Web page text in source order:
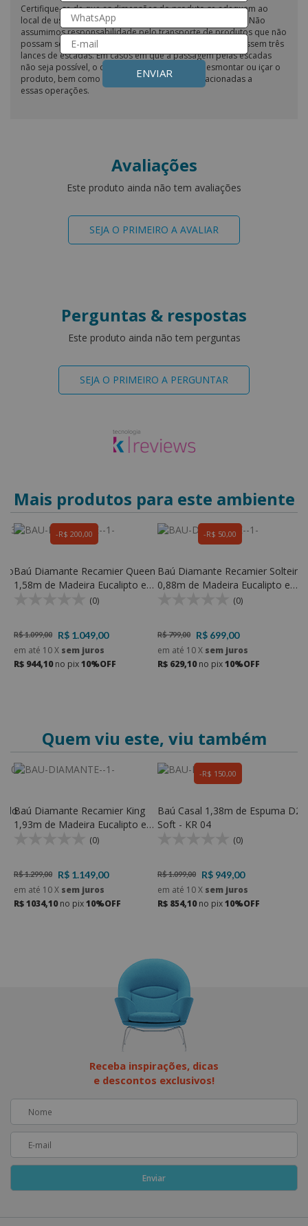
Certifique-se de que as dimensões do produto se adequam ao
local de uso, considerando a possibilidade de passagem. Não
assumimos responsabilidade pelo transporte de produtos que não
possam ser transportados em elevadores ou que ultrapassem três
lances de escadas. Em casos em que a passagem pelas escadas
não seja possível, o cliente é responsável por desmontar ou içar o
produto, bem como por todas as despesas relacionadas a
essas operações.
Avaliações
Este produto ainda não tem avaliações
SEJA O PRIMEIRO A AVALIAR
Perguntas & respostas
Este produto ainda não tem perguntas
SEJA O PRIMEIRO A PERGUNTAR
Mais produtos para este ambiente
R$ 200,00 R$ 50,00
Baú Diamante Recamier Queen
1,58m de Madeira Eucalipto e
Espuma D28 - Kr Móveis
(0)
R$ 1.099,00
R$ 1.049,00
em até 10X sem juros
R$ 944,10no pix10%OFF
Baú Diamante Recamier Solteiro
0,88m de Madeira Eucalipto e
Espuma D28 - Kr Móveis
(0)
R$ 799,00
R$ 699,00
em até 10X sem juros
R$ 629,10no pix10%OFF
Quem viu este, viu também
R$ 150,00
Baú Diamante Recamier King
1,93m de Madeira Eucalipto e
Espuma D28 - Kr Móveis
(0)
R$ 1.299,00
R$ 1.149,00
em até 10X sem juros
R$ 1034,10no pix10%OFF
Baú Casal 1,38m de Espuma D28
Soft - KR 04
(0)
R$ 1.099,00
R$ 949,00
em até 10X sem juros
R$ 854,10no pix10%OFF
Receba inspirações, dicas
e descontos exclusivos!
ENVIAR